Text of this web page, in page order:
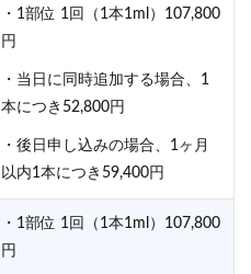
・1部位 1回（1本1ml）107,800
円
・当日に同時追加する場合、1
本につき52,800円
・後日申し込みの場合、1ヶ月
以内1本につき59,400円
・1部位 1回（1本1ml）107,800
円